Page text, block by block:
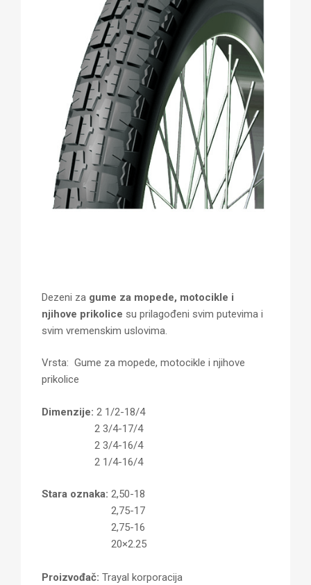
Dezeni za gume za mopede, motocikle i
njihove prikolice su prilagođeni svim putevima i
svim vremenskim uslovima.
Vrsta: Gume za mopede, motocikle i njihove
prikolice
Dimenzije: 2 1/2-18/4
2 3/4-17/4
2 3/4-16/4
2 1/4-16/4
Stara oznaka: 2,50-18
2,75-17
2,75-16
20×2.25
Proizvođač: Trayal korporacija